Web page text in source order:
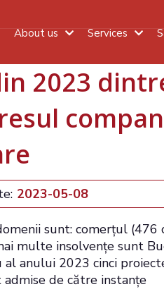
About us Services
de
2023
2023-05-08
sunt: comerțul
multe insolvențe sunt
anului 2023 cinci
de către instanțe